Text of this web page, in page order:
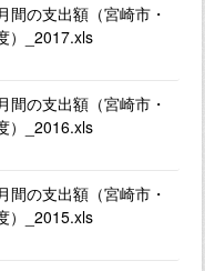
間の支出額（宮崎市・
）_2017.xls
間の支出額（宮崎市・
）_2016.xls
間の支出額（宮崎市・
）_2015.xls